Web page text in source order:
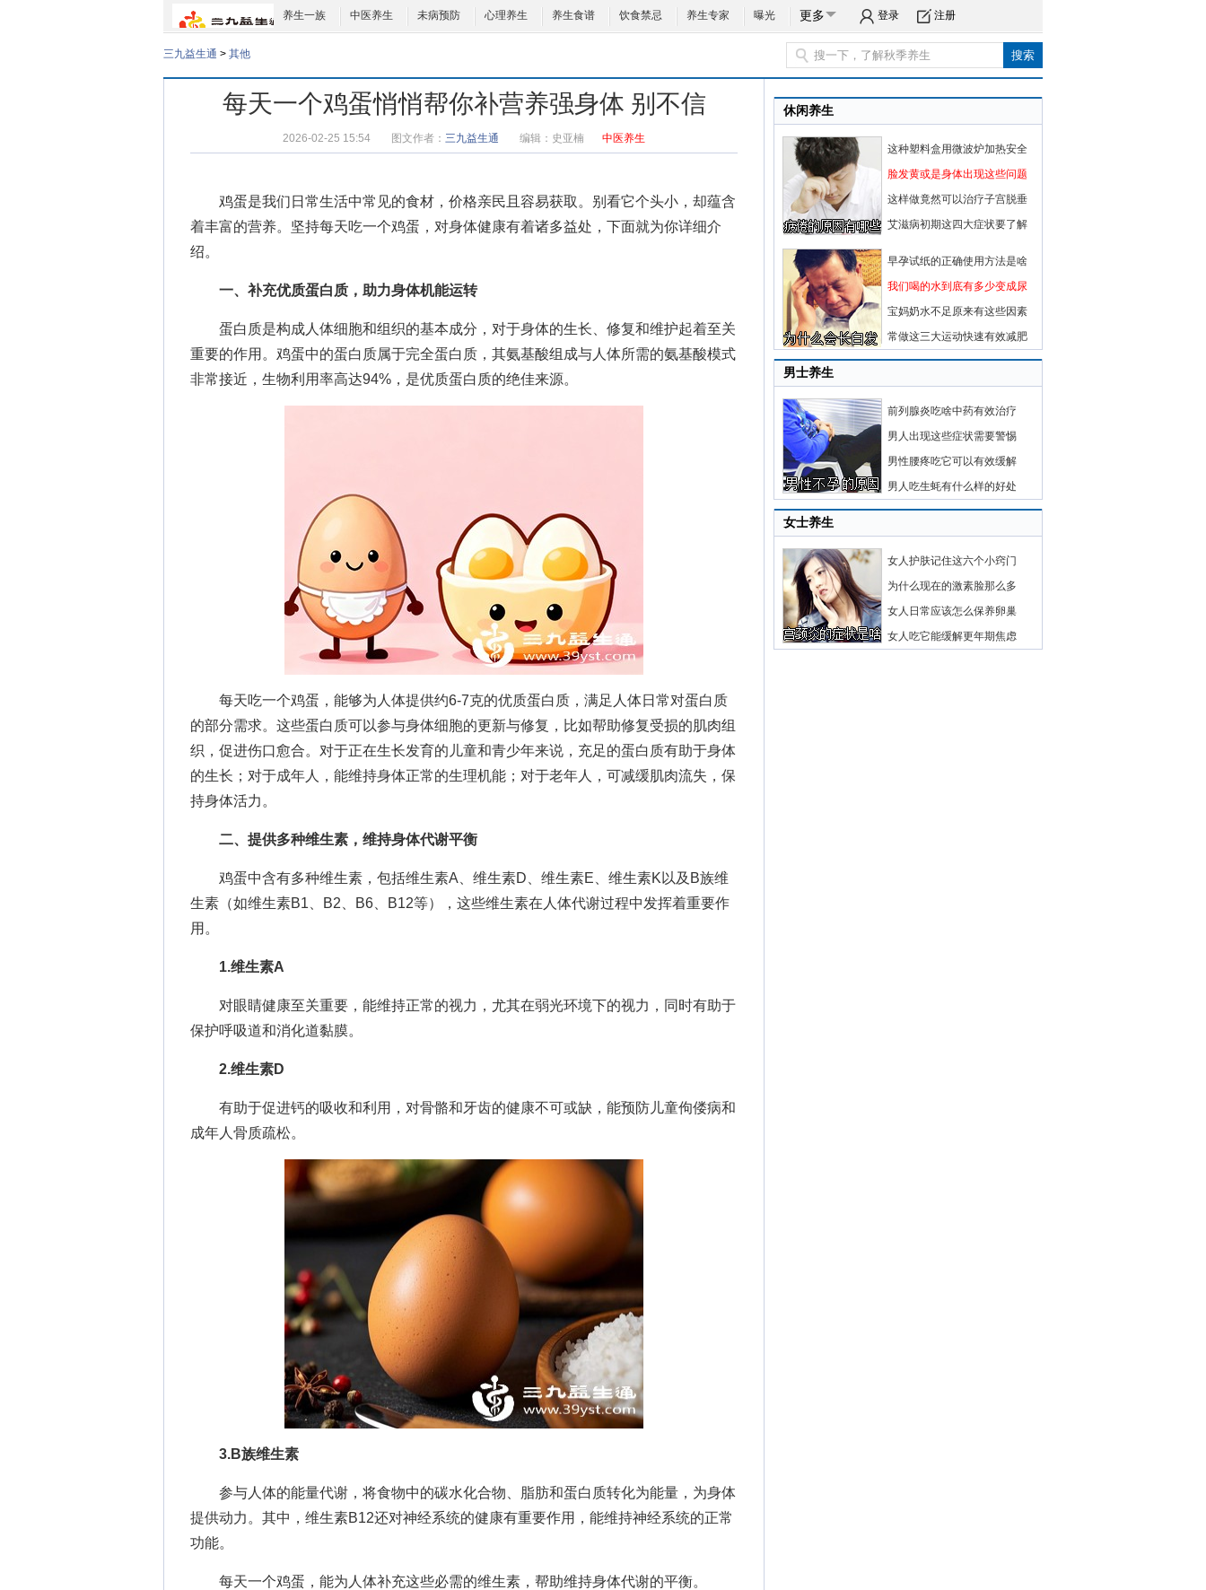
养生一族 中医养生 未病预防 心理养生 养生食谱 饮食禁忌 养生专家 曝光 更多 登录 注册
三九益生通 > 其他
每天一个鸡蛋悄悄帮你补营养强身体 别不信
2026-02-25 15:54 图文作者： 三九益生通 编辑： 史亚楠 中医养生
鸡蛋是我们日常生活中常见的食材，价格亲民且容易获取。别看它个头小，却蕴含
着丰富的营养。坚持每天吃一个鸡蛋，对身体健康有着诸多益处，下面就为你详细介
绍。
一、补充优质蛋白质，助力身体机能运转
蛋白质是构成人体细胞和组织的基本成分，对于身体的生长、修复和维护起着至关
重要的作用。鸡蛋中的蛋白质属于完全蛋白质，其氨基酸组成与人体所需的氨基酸模式
非常接近，生物利用率高达94%，是优质蛋白质的绝佳来源。
每天吃一个鸡蛋，能够为人体提供约6-7克的优质蛋白质，满足人体日常对蛋白质
的部分需求。这些蛋白质可以参与身体细胞的更新与修复，比如帮助修复受损的肌肉组
织，促进伤口愈合。对于正在生长发育的儿童和青少年来说，充足的蛋白质有助于身体
的生长；对于成年人，能维持身体正常的生理机能；对于老年人，可减缓肌肉流失，保
持身体活力。
二、提供多种维生素，维持身体代谢平衡
鸡蛋中含有多种维生素，包括维生素A、维生素D、维生素E、维生素K以及B族维
生素（如维生素B1、B2、B6、B12等），这些维生素在人体代谢过程中发挥着重要作
用。
1.维生素A
对眼睛健康至关重要，能维持正常的视力，尤其在弱光环境下的视力，同时有助于
保护呼吸道和消化道黏膜。
2.维生素D
有助于促进钙的吸收和利用，对骨骼和牙齿的健康不可或缺，能预防儿童佝偻病和
成年人骨质疏松。
3.B族维生素
参与人体的能量代谢，将食物中的碳水化合物、脂肪和蛋白质转化为能量，为身体
提供动力。其中，维生素B12还对神经系统的健康有重要作用，能维持神经系统的正常
功能。
每天一个鸡蛋，能为人体补充这些必需的维生素，帮助维持身体代谢的平衡。
休闲养生
这种塑料盒用微波炉加热安全
脸发黄或是身体出现这些问题
这样做竟然可以治疗子宫脱垂
艾滋病初期这四大症状要了解
早孕试纸的正确使用方法是啥
我们喝的水到底有多少变成尿
宝妈奶水不足原来有这些因素
常做这三大运动快速有效减肥
男士养生
前列腺炎吃啥中药有效治疗
男人出现这些症状需要警惕
男性腰疼吃它可以有效缓解
男人吃生蚝有什么样的好处
女士养生
女人护肤记住这六个小窍门
为什么现在的激素脸那么多
女人日常应该怎么保养卵巢
女人吃它能缓解更年期焦虑